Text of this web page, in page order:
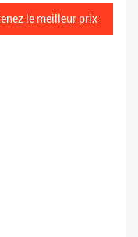
le meilleur prix